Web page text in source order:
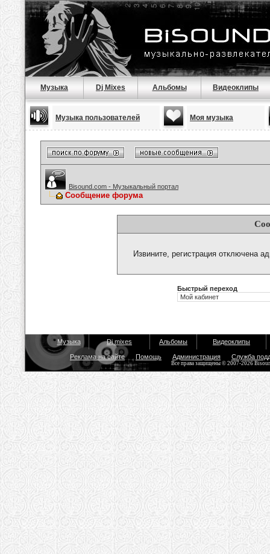
Музыка Dj Mixes Альбомы Видеоклипы
Музыка пользователей Моя музыка
Bisound.com - Музыкальный портал
Сообщение форума
Извините, регистрация отключена
Быстрый переход
Музыка Dj mixes Альбомы Видеоклипы
Реклама на сайте Помощь Администрация Служба
Все права защищены © 2007-2026